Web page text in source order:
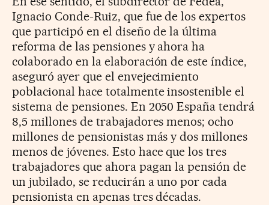
Ignacio Conde-Ruiz, que fue de los expertos
que participó en el diseño de la última
reforma de las pensiones y ahora ha
colaborado en la elaboración de este índice,
aseguró ayer que el envejecimiento
poblacional hace totalmente insostenible el
sistema de pensiones. En 2050 España tendrá
8,5 millones de trabajadores menos; ocho
millones de pensionistas más y dos millones
menos de jóvenes. Esto hace que los tres
trabajadores que ahora pagan la pensión de
un jubilado, se reducirán a uno por cada
pensionista en apenas tres décadas.